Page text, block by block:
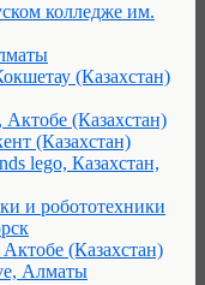
колледже им.
(Казахстан)
Актобе (Казахстан)
(Казахстан)
lego, Казахстан,
и робототехники
(Казахстан)
Алматы